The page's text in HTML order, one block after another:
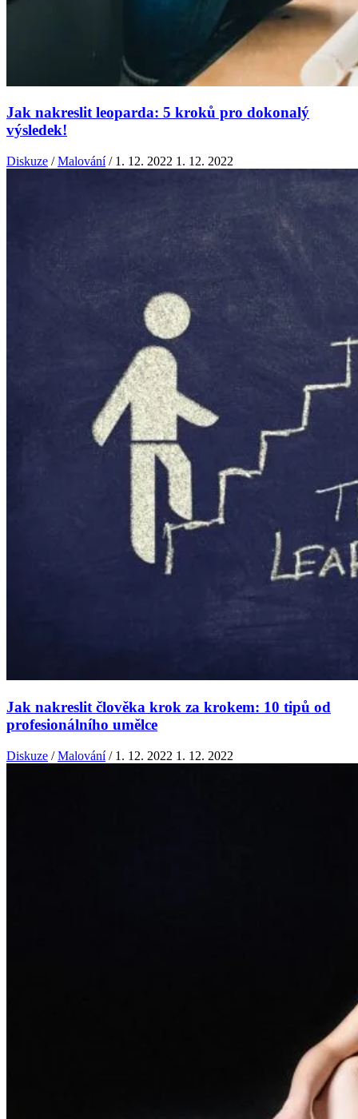
Jak nakreslit leoparda: 5 kroků pro dokonalý
výsledek!
Diskuze /Malování/ 1. 12. 2022 1. 12. 2022
Jak nakreslit člověka krok za krokem: 10 tipů od
profesionálního umělce
Diskuze /Malování/ 1. 12. 2022 1. 12. 2022